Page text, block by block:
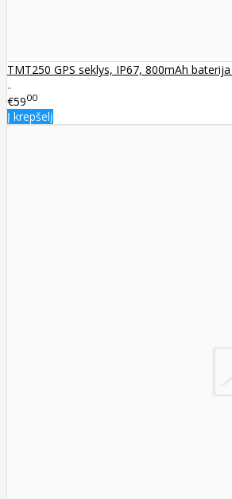
TMT250 GPS seklys, IP67, 800mAh
..
€5900
Į krepšelį